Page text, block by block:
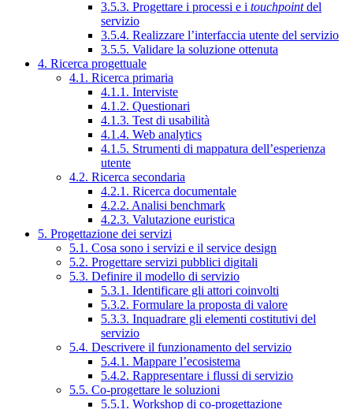
3.5.3. Progettare i processi e i touchpointdel
servizio
3.5.4. Realizzare l’interfaccia utente del servizio
3.5.5. Validare la soluzione ottenuta
4. Ricerca progettuale
4.1. Ricerca primaria
4.1.1. Interviste
4.1.2. Questionari
4.1.3. Test di usabilità
4.1.4. Web analytics
4.1.5. Strumenti di mappatura dell’esperienza
utente
4.2. Ricerca secondaria
4.2.1. Ricerca documentale
4.2.2. Analisi benchmark
4.2.3. Valutazione euristica
5. Progettazione dei servizi
5.1. Cosa sono i servizi e il service design
5.2. Progettare servizi pubblici digitali
5.3. Definire il modello di servizio
5.3.1. Identificare gli attori coinvolti
5.3.2. Formulare la proposta di valore
5.3.3. Inquadrare gli elementi costitutivi del
servizio
5.4. Descrivere il funzionamento del servizio
5.4.1. Mappare l’ecosistema
5.4.2. Rappresentare i flussi di servizio
5.5. Co-progettare le soluzioni
5.5.1. Workshop di co-progettazione